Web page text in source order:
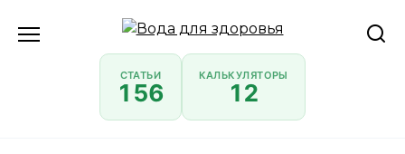
СТАТЬИ
156
КАЛЬКУЛЯТОРЫ
12